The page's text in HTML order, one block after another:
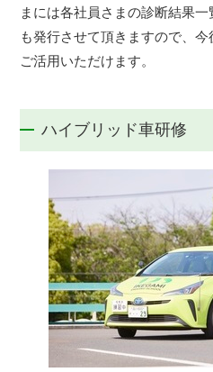
まには各社員さまの診断結果
も発行させて頂きますので、
ご活用いただけます。
ハイブリッド車研修